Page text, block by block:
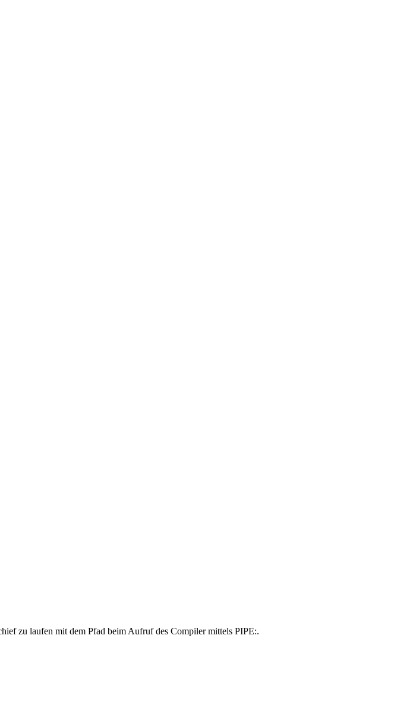
zu laufen mit dem Pfad beim Aufruf des Compiler mittels PIPE:.